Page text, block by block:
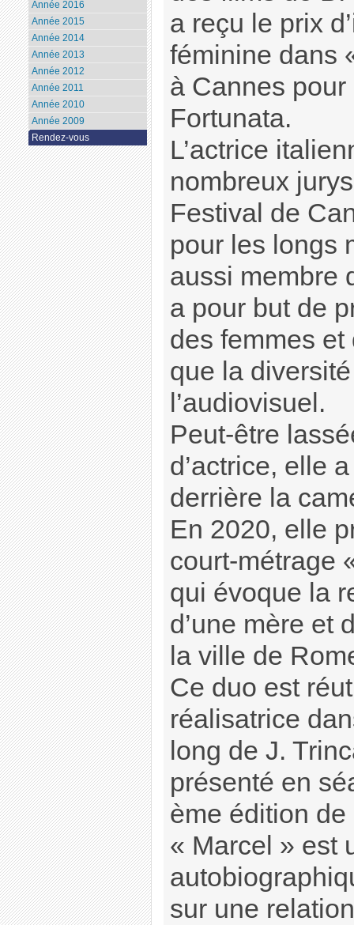
a reçu le prix
féminine dans
à Cannes
Fortunata.
L’actrice
nombreux
Festival de
pour les longs
aussi membre
a pour but de
des femmes
que la
l’audiovisuel.
Peut-être
d’actrice, elle
derrière la
En 2020, elle
court-métrage
qui évoque la
d’une mère et
la ville de
Ce duo est
réalisatrice
long de J.
présenté en
ème édition
« Marcel » est
sur une
Année 2016
Année 2015
Année 2014
Année 2013
Année 2012
Année 2011
Année 2010
Année 2009
Rendez-vous